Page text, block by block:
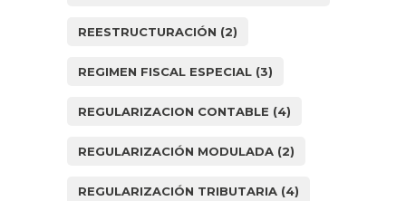
REESTRUCTURACIÓN (2)
REGIMEN FISCAL ESPECIAL (3)
REGULARIZACION CONTABLE (4)
REGULARIZACIÓN MODULADA (2)
REGULARIZACIÓN TRIBUTARIA (4)